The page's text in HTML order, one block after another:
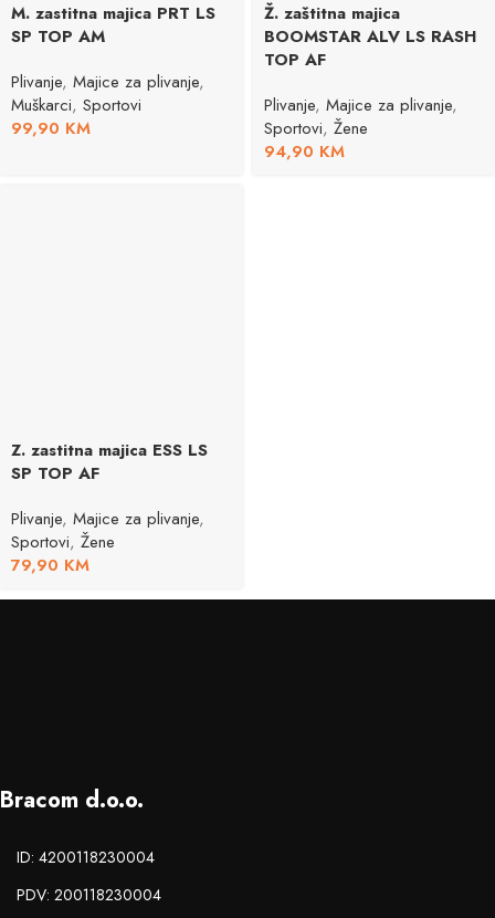
M. zastitna majica PRT LS
SP TOP AM
Plivanje, Majice za plivanje,
Muškarci, Sportovi
99,90 KM
Ž. zaštitna majica
BOOMSTAR ALV LS RASH
TOP AF
Plivanje, Majice za plivanje,
Sportovi, Žene
94,90 KM
Z. zastitna majica ESS LS
SP TOP AF
Plivanje, Majice za plivanje,
Sportovi, Žene
79,90 KM
Bracom d.o.o.
ID: 4200118230004
PDV: 200118230004